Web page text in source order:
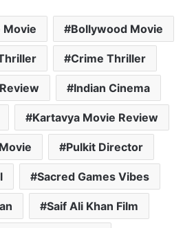
a
i
l
p
y
L
i
n
k
a
e
Movie Bollywood Movie
Crime Thriller
Indian Cinema
Kartavya Movie Review
Pulkit Director
Sacred Games Vibes
Saif Ali Khan Film